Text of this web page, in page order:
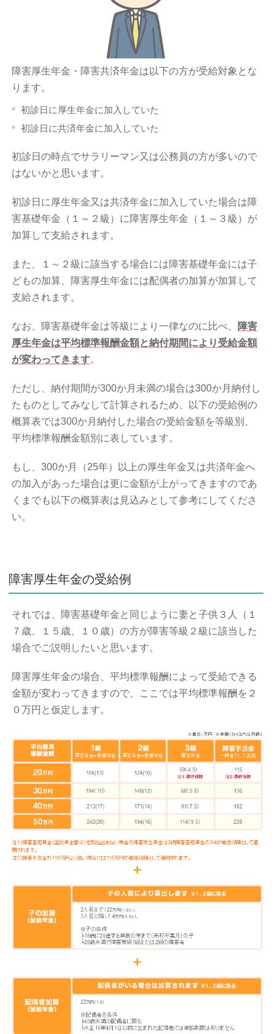
障害厚生年金・障害共済年金は以下の方が受給対象とな
ります。
初診日に厚生年金に加入していた
初診日に共済年金に加入していた
初診日の時点でサラリーマン又は公務員の方が多いので
はないかと思います。
初診日に厚生年金又は共済年金に加入していた場合は障
害基礎年金（１～２級）に障害厚生年金（１～３級）が
加算して支給されます。
また、１～２級に該当する場合には障害基礎年金には子
どもの加算、障害厚生年金には配偶者の加算が加算して
支給されます。
なお、障害基礎年金は等級により一律なのに比べ、 障害
厚生年金は平均標準報酬金額と納付期間により受給金額
が変わってきます。
ただし、納付期間が300か月未満の場合は300か月納付し
たものとしてみなして計算されるため、以下の受給例の
概算表では300か月納付した場合の受給金額を等級別、
平均標準報酬金額別に表しています。
もし、300か月（25年）以上の厚生年金又は共済年金へ
の加入があった場合は更に金額が上がってきますのであ
くまでも以下の概算表は見込みとして参考にしてくださ
い。
障害厚生年金の受給例
それでは、障害基礎年金と同じように妻と子供３人（１
７歳、１５歳、１０歳）の方が障害等級２級に該当した
場合でご説明したいと思います。
障害厚生年金の場合、平均標準報酬によって受給できる
金額が変わってきますので、ここでは平均標準報酬を２
０万円と仮定します。